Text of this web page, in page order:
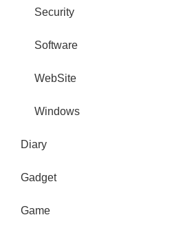
Security
Software
WebSite
Windows
Diary
Gadget
Game